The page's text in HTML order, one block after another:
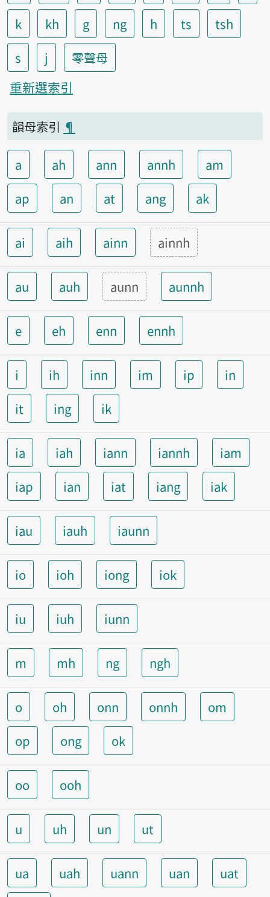
k
kh g ng h ts
tsh
s
j
零聲母
重新選索引
韻母索引 ¶
a ah ann annh
am
ap
an at ang ak
ai aih ainn ainnh
au auh aunn aunnh
e eh enn ennh
i ih inn im ip
in
it
ing ik
ia iah iann iannh
iam
iap
ian iat iang iak
iau iauh iaunn
io ioh iong iok
iu iuh iunn
m mh ng ngh
o oh onn onnh
om
op
ong ok
oo ooh
u uh un ut
ua uah uann uan
uat